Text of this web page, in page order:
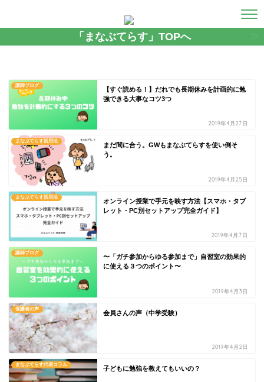
「まなぶてらす」TOPへ
講師ブログ
【すぐ読める！】だれでも長期休みを計画的に勉
強できる大事なコツ3つ
2019年4月27日
まなぶてらす活用法
まだ間に合う。GWもまなぶてらすを使い倒そ
う。
2019年4月25日
まなぶてらす活用法
オンライン授業で手元を映す方法【スマホ・タブ
レット・PC別セットアップ完全ガイド】
2019年4月7日
講師ブログ
〜「ガチ参加からゆる参加まで」自習室の効果的
に使える３つのポイント〜
2019年4月3日
保護者の声
会員さんの声（中学受験）
2019年4月2日
まなぶてらす代表コラム
子どもに勉強を教えてもいいの？